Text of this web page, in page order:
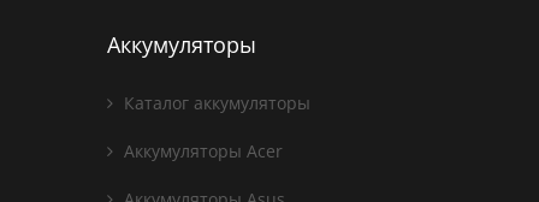
Аккумуляторы
Каталог аккумуляторы
Аккумуляторы Acer